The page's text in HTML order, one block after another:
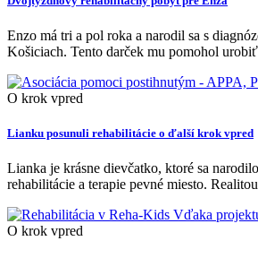
Enzo má tri a pol roka a narodil sa s
Košiciach. Tento darček mu pomohol
O krok vpred
Lianku posunuli rehabilitácie o ďalší krok vpred
Lianka je krásne dievčatko, ktoré sa
rehabilitácie a terapie pevné miesto.
O krok vpred